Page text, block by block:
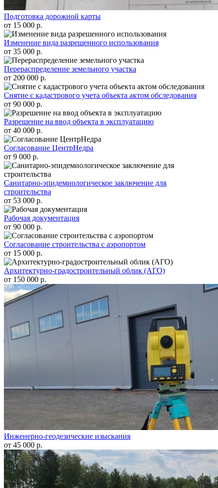
Подготовка дорожной карты
от 15 000 р.
Изменение вида разрешенного использования
от 35 000 р.
Перераспределение земельного участка
от 200 000 р.
Снятие с кадастрового учета объекта актом обследования
от 90 000 р.
Разрешение на ввод объекта в эксплуатацию
от 40 000 р.
Согласование ЦентрНедра
от 9 000 р.
Санитарно-эпидемиологическое заключение для
строительства
от 53 000 р.
Рабочая документация
от 90 000 р.
Согласование строительства с аэропортом
от 15 000 р.
Архитектурно-градостроительный облик (АГО)
от 150 000 р.
Инженерно-геодезические изыскания
от 45 000 р.